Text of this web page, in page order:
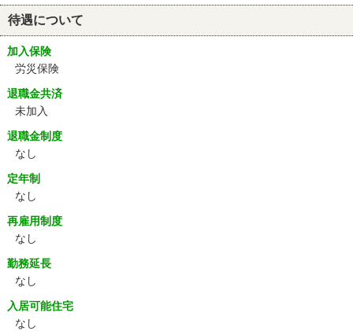
待遇について
加入保険
労災保険
退職金共済
未加入
退職金制度
なし
定年制
なし
再雇用制度
なし
勤務延長
なし
入居可能住宅
なし